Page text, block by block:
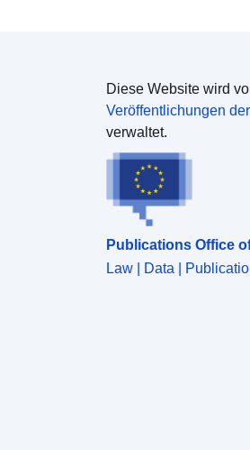
Diese Website wird
Veröffentlichungen
verwaltet.
Publications Office
Law | Data |